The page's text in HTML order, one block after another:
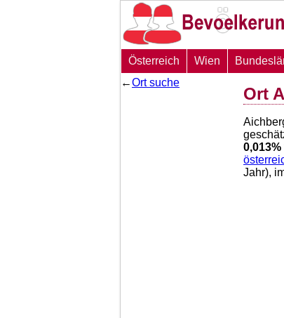
Österreich Wien
←Ort suche
Ort
0,013%
Jahr),